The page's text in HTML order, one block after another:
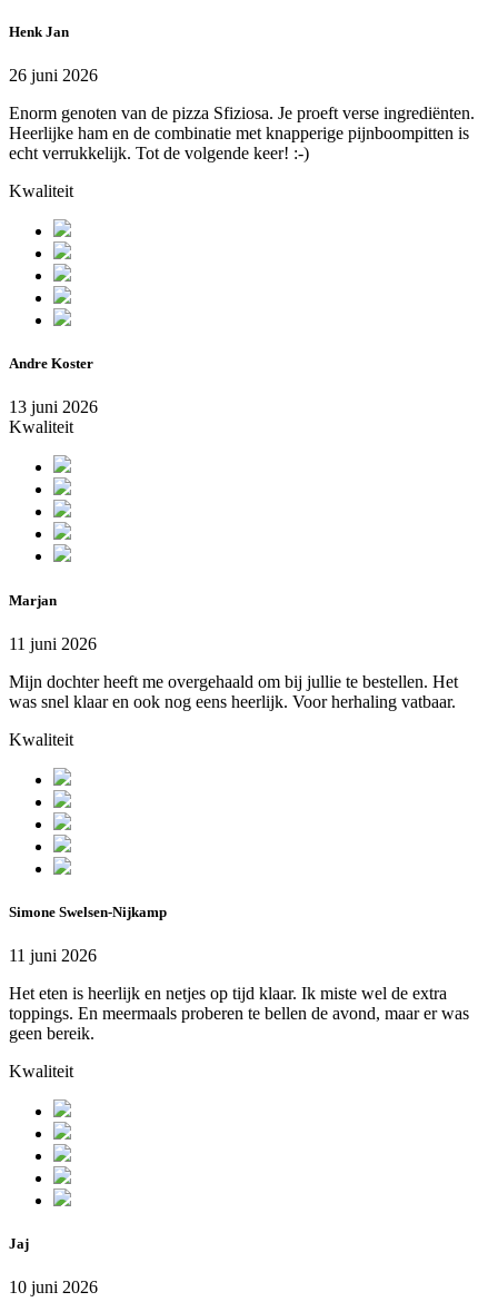
Henk Jan
26 juni 2026
Enorm genoten van de pizza Sfiziosa. Je proeft verse ingrediënten.
Heerlijke ham en de combinatie met knapperige pijnboompitten is
echt verrukkelijk. Tot de volgende keer! :-)
Kwaliteit
Andre Koster
13 juni 2026
Kwaliteit
Marjan
11 juni 2026
Mijn dochter heeft me overgehaald om bij jullie te bestellen. Het
was snel klaar en ook nog eens heerlijk. Voor herhaling vatbaar.
Kwaliteit
Simone Swelsen-Nijkamp
11 juni 2026
Het eten is heerlijk en netjes op tijd klaar. Ik miste wel de extra
toppings. En meermaals proberen te bellen de avond, maar er was
geen bereik.
Kwaliteit
Jaj
10 juni 2026